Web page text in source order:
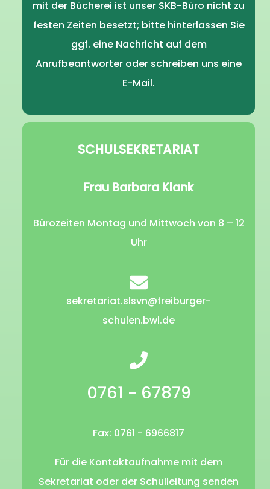
mit der Bücherei ist unser SKB-Büro nicht zu
festen Zeiten besetzt; bitte hinterlassen Sie
ggf. eine Nachricht auf dem
Anrufbeantworter oder schreiben uns eine
E-Mail.
SCHULSEKRETARIAT
Frau Barbara Klank
Bürozeiten Montag und Mittwoch von 8 – 12
Uhr
sekretariat.slsvn@freiburger-
schulen.bwl.de
0761 - 67879
Fax: 0761 - 6966817
Für die Kontaktaufnahme mit dem
Sekretariat oder der Schulleitung senden